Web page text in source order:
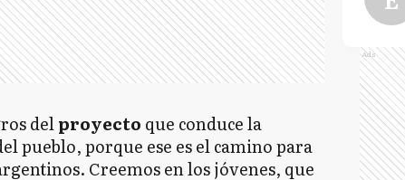
delproyecto que conduce la
pueblo, porque ese es el camino para
Creemos en los jóvenes, que
Ads